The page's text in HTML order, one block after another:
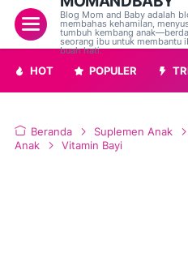
Menu
Blog Mom and Baby adalah
membahas kehamilan,
tumbuh kembang
seorang ibu untuk membantu
buah hati.
HOT POPULER
Beranda Suplemen Anak
Anak
Vitamin Bayi